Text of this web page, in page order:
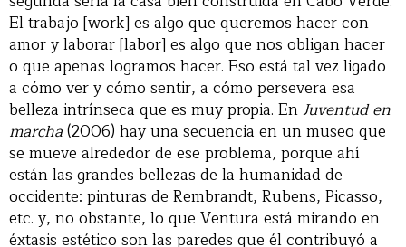
El trabajo [work] es algo que queremos hacer con
amor y laborar [labor] es algo que nos obligan hacer
o que apenas logramos hacer. Eso está tal vez ligado
a cómo ver y cómo sentir, a cómo persevera esa
belleza intrínseca que es muy propia. EnJuventud en
marcha(2006) hay una secuencia en un museo que
se mueve alrededor de ese problema, porque ahí
están las grandes bellezas de la humanidad de
occidente: pinturas de Rembrandt, Rubens, Picasso,
etc. y, no obstante, lo que Ventura está mirando en
éxtasis estético son las paredes que él contribuyó a